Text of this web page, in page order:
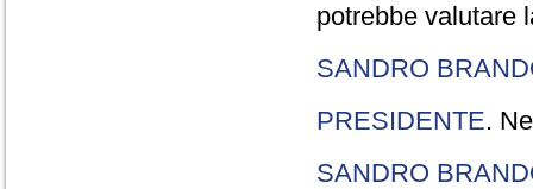
potrebbe valutare
SANDRO
PRESIDENTE.
SANDRO